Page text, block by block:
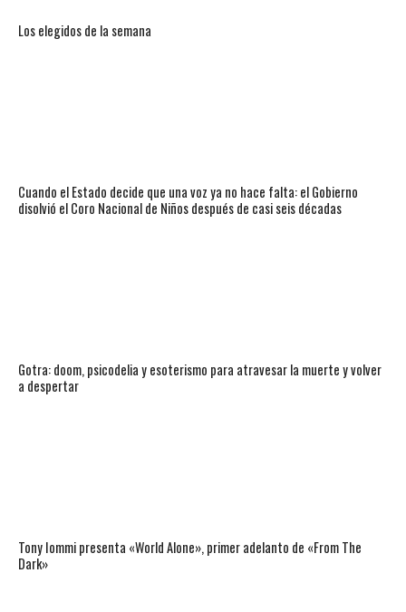
Los elegidos de la semana
Cuando el Estado decide que una voz ya no hace falta: el Gobierno
disolvió el Coro Nacional de Niños después de casi seis décadas
Gotra: doom, psicodelia y esoterismo para atravesar la muerte y volver
a despertar
Tony Iommi presenta «World Alone», primer adelanto de «From The
Dark»